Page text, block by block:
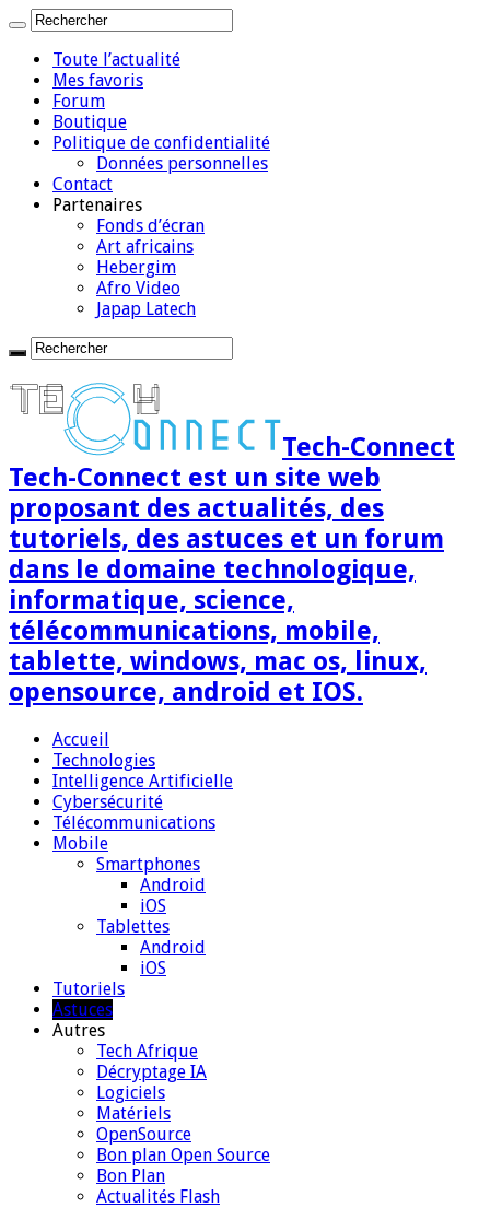
Toute l’actualité
Mes favoris
Forum
Boutique
Politique de confidentialité
Données personnelles
Contact
Partenaires
Fonds d’écran
Art africains
Hebergim
Afro Video
Japap Latech
Tech-Connect
Tech-Connect est un site web
proposant des actualités, des
tutoriels, des astuces et un forum
dans le domaine technologique,
informatique, science,
télécommunications, mobile,
tablette, windows, mac os, linux,
opensource, android et IOS.
Accueil
Technologies
Intelligence Artificielle
Cybersécurité
Télécommunications
Mobile
Smartphones
Android
iOS
Tablettes
Android
iOS
Tutoriels
Astuces
Autres
Tech Afrique
Décryptage IA
Logiciels
Matériels
OpenSource
Bon plan Open Source
Bon Plan
Actualités Flash